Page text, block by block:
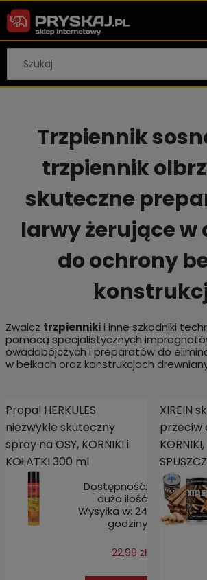
Trzpiennik
trzpiennik
skuteczne
larwy żerujące w
do ochrony
Zwalcz trzpiennikii inne szkodniki
pomocą specjalistycznych
owadobójczych i preparatów do
w belkach oraz konstrukcjach
Propal HERKULES
niezwykle skuteczny
spray na OSY, KORNIKI i
KOŁATKI 300 ml
Dostępność:
duża ilość
Wysyłka w: 24
godziny
22,99 zł
XIREIN
przeciw